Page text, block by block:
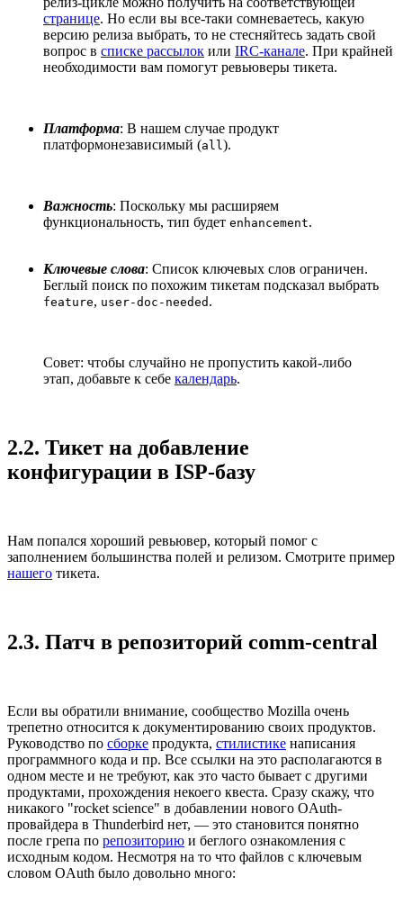
странице. Но если вы все-таки сомневаетесь, какую
версию релиза выбрать, то не стесняйтесь задать свой
вопрос в списке рассылок или IRC-канале. При крайней
необходимости вам помогут ревьюверы тикета.
Платформа: В нашем случае продукт
платформонезависимый (all).
Важность: Поскольку мы расширяем
функциональность, тип будет enhancement.
Ключевые слова: Список ключевых слов ограничен.
Беглый поиск по похожим тикетам подсказал выбрать
feature, user-doc-needed .
Совет: чтобы случайно не пропустить какой-либо
этап, добавьте к себе календарь.
2.2. Тикет на добавление
конфигурации в ISP-базу
Нам попался хороший ревьювер, который помог с
заполнением большинства полей и релизом. Смотрите пример
нашего тикета.
2.3. Патч в репозиторий comm-central
Если вы обратили внимание, сообщество Mozilla очень
трепетно относится к документированию своих продуктов.
Руководство по сборке продукта, стилистике написания
программного кода и пр. Все ссылки на это располагаются в
одном месте и не требуют, как это часто бывает с другими
продуктами, прохождения некоего квеста. Сразу скажу, что
никакого "rocket science" в добавлении нового OAuth-
провайдера в Thunderbird нет, — это становится понятно
после грепа по репозиторию и беглого ознакомления с
исходным кодом. Несмотря на то что файлов с ключевым
словом OAuth было довольно много: